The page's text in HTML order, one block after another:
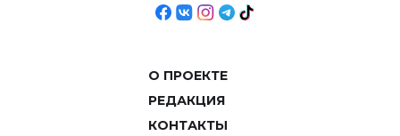
О ПРОЕКТЕ
РЕДАКЦИЯ
КОНТАКТЫ